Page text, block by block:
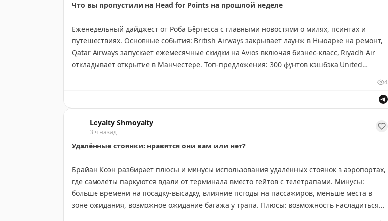
Что вы пропустили на Head for Points на прошлой неделе
Еженедельный дайджест от Роба Бёргесса с главными новостями о милях, поинтах и
путешествиях. Основные события: British Airways закрывает лаунж в Ньюарке на ремонт,
Qatar Airways запускает ежемесячные скидки на Avios включая бизнес-класс, Riyadh Air
откладывает открытие в Манчестере. Топ-предложения: 300 фунтов кэшбэка United
покупке Hilton Honors, 50% бонус для Marriott Bonvoy, скидка 20% на World of Hyatt. Новые
отели: Hilton откроет DoubleTree в Ашборне, Ирландия. Важно: ужесточены правила
бонусов для карт Amex Business.
Rob Burgess|Original
4
Loyalty Shmoyalty
3 ч назад
Удалённые стоянки: нравятся они вам или нет?
Брайан Коэн разбирает плюсы и минусы использования удалённых стоянок в аэропортах,
где самолёты паркуются вдали от терминала вместо гейтов с телетрапами. Минусы:
больше времени на посадку-высадку, влияние погоды на пассажиров, меньше места в
зоне ожидания, возможное ожидание багажа у трапа. Плюсы: возможность насладиться